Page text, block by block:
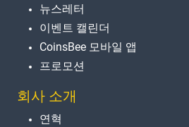
뉴스레터
이벤트 캘린더
CoinsBee 모바일 앱
프로모션
회사 소개
연혁